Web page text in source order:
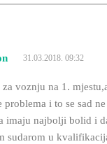
31.03.2018. 09:32
voznju na 1.
i to se sad
imaju najbolji bolid i
sudarom u